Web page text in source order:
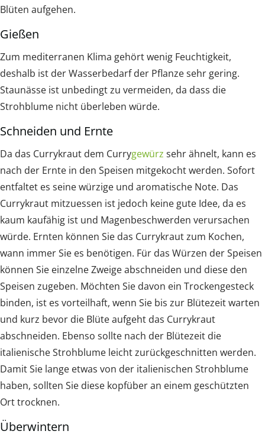
Blüten aufgehen.
Gießen
Zum mediterranen Klima gehört wenig Feuchtigkeit,
deshalb ist der Wasserbedarf der Pflanze sehr gering.
Staunässe ist unbedingt zu vermeiden, da dass die
Strohblume nicht überleben würde.
Schneiden und Ernte
Da das Currykraut dem Currygewürz sehr ähnelt, kann es
nach der Ernte in den Speisen mitgekocht werden. Sofort
entfaltet es seine würzige und aromatische Note. Das
Currykraut mitzuessen ist jedoch keine gute Idee, da es
kaum kaufähig ist und Magenbeschwerden verursachen
würde. Ernten können Sie das Currykraut zum Kochen,
wann immer Sie es benötigen. Für das Würzen der Speisen
können Sie einzelne Zweige abschneiden und diese den
Speisen zugeben. Möchten Sie davon ein Trockengesteck
binden, ist es vorteilhaft, wenn Sie bis zur Blütezeit warten
und kurz bevor die Blüte aufgeht das Currykraut
abschneiden. Ebenso sollte nach der Blütezeit die
italienische Strohblume leicht zurückgeschnitten werden.
Damit Sie lange etwas von der italienischen Strohblume
haben, sollten Sie diese kopfüber an einem geschützten
Ort trocknen.
Überwintern